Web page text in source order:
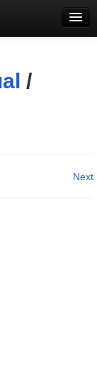
/
Next